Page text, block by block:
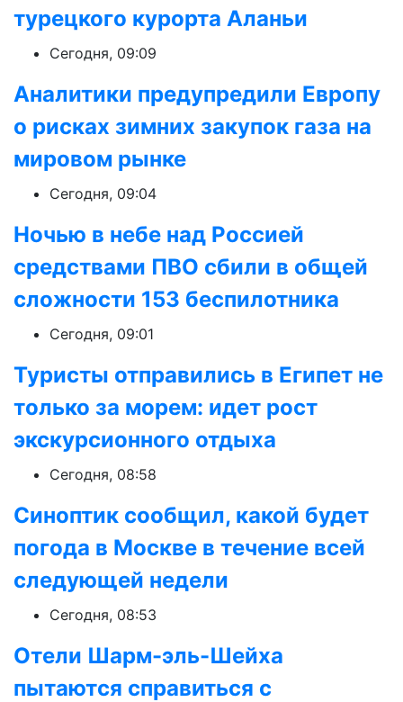
турецкого курорта Аланьи
Сегодня, 09:09
Аналитики предупредили Европу
о рисках зимних закупок газа на
мировом рынке
Сегодня, 09:04
Ночью в небе над Россией
средствами ПВО сбили в общей
сложности 153 беспилотника
Сегодня, 09:01
Туристы отправились в Египет не
только за морем: идет рост
экскурсионного отдыха
Сегодня, 08:58
Синоптик сообщил, какой будет
погода в Москве в течение всей
следующей недели
Сегодня, 08:53
Отели Шарм-эль-Шейха
пытаются справиться с